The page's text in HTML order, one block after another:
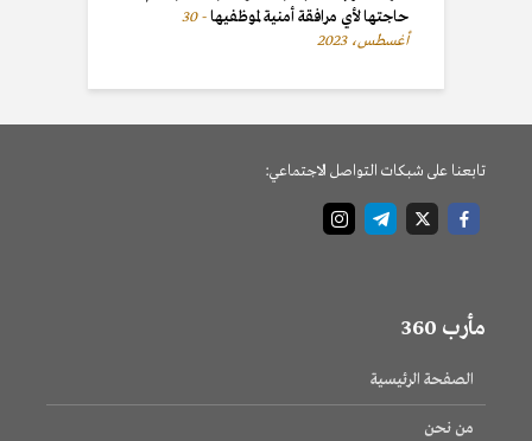
حاجتها لأي مرافقة أمنية لموظفيها
30
أغسطس، 2023
تابعنا على شبكات التواصل الاجتماعي:
مأرب 360
الصفحة الرئيسية
من نحن